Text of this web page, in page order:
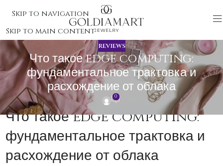
Skip to navigation
Skip to main content
REVIEWS
Что такое edge computing:
фундаментальное трактовка и
расхождение от облака
0
Что такое edge computing:
фундаментальное трактовка и
расхождение от облака